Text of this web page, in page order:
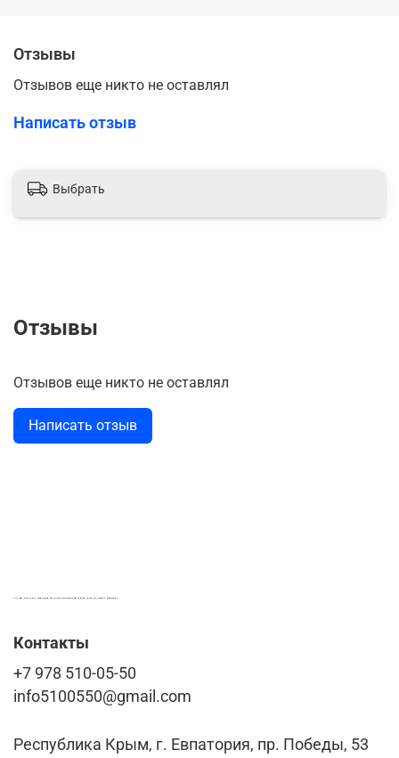
Отзывы
Отзывов еще никто не оставлял
Написать отзыв
Выбрать
Отзывы
Отзывов еще никто не оставлял
Написать отзыв
Контакты
+7 978 510-05-50
info5100550@gmail.com
Республика Крым, г. Евпатория, пр. Победы, 53